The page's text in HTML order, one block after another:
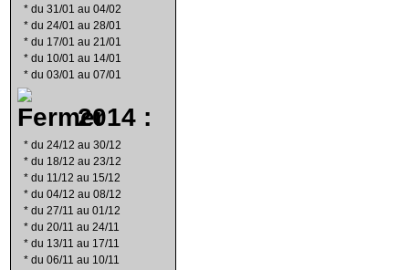
* du 31/01 au 04/02
* du 24/01 au 28/01
* du 17/01 au 21/01
* du 10/01 au 14/01
* du 03/01 au 07/01
2014 :
* du 24/12 au 30/12
* du 18/12 au 23/12
* du 11/12 au 15/12
* du 04/12 au 08/12
* du 27/11 au 01/12
* du 20/11 au 24/11
* du 13/11 au 17/11
* du 06/11 au 10/11